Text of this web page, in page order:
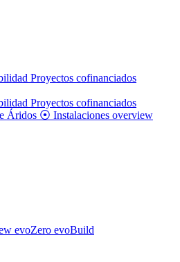
Proyectos cofinanciados
Proyectos cofinanciados
Áridos ⦿ Instalaciones overview
evoZero evoBuild